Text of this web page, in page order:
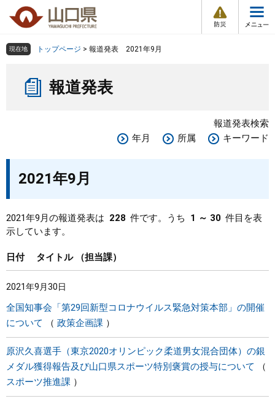
の
ー
メ
組織で探す
Other Languages
くらし・環境
教育・文化・スポーツ
しごと・産業・観光
県政情報
現在地 トップページ > 報道発表 2021年9月
報道発表
報道発表検索
年月
所属 キーワード
2021年9月
2021年9月の報道発表は 228 件です。うち 1 ～ 30 件目を表
示しています。
日付 タイトル 担当課
2021年9月30日
全国知事会「第29回新型コロナウイルス緊急対策本部」の開催
について
政策企画課
原沢久喜選手（東京2020オリンピック柔道男女混合団体）の銀
メダル獲得報告及び山口県スポーツ特別褒賞の授与について
スポーツ推進課